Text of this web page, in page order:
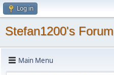
Log in
Stefan1200's Forum
Main Menu